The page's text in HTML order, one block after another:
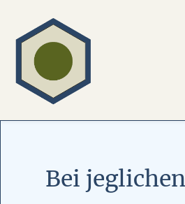
content
Bei